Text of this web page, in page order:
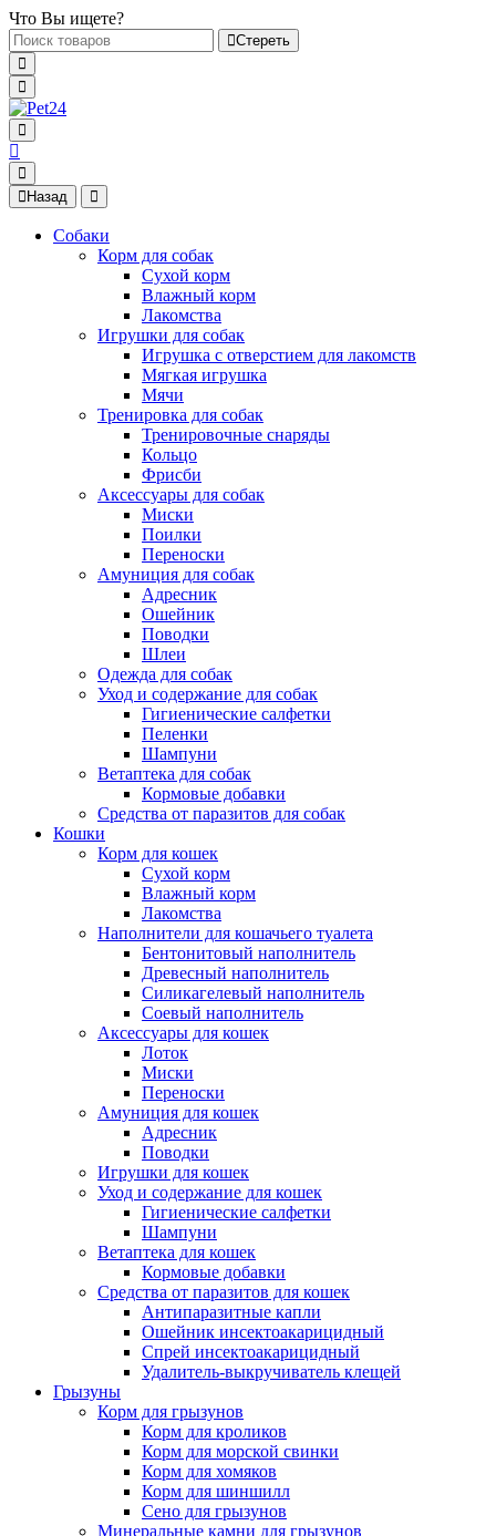
Что Вы ищете?
Стереть
Назад
Собаки
Корм для собак
Сухой корм
Влажный корм
Лакомства
Игрушки для собак
Игрушка с отверстием для лакомств
Мягкая игрушка
Мячи
Тренировка для собак
Тренировочные снаряды
Кольцо
Фрисби
Аксессуары для собак
Миски
Поилки
Переноски
Амуниция для собак
Адресник
Ошейник
Поводки
Шлеи
Одежда для собак
Уход и содержание для собак
Гигиенические салфетки
Пеленки
Шампуни
Ветаптека для собак
Кормовые добавки
Средства от паразитов для собак
Кошки
Корм для кошек
Сухой корм
Влажный корм
Лакомства
Наполнители для кошачьего туалета
Бентонитовый наполнитель
Древесный наполнитель
Силикагелевый наполнитель
Соевый наполнитель
Аксессуары для кошек
Лоток
Миски
Переноски
Амуниция для кошек
Адресник
Поводки
Игрушки для кошек
Уход и содержание для кошек
Гигиенические салфетки
Шампуни
Ветаптека для кошек
Кормовые добавки
Средства от паразитов для кошек
Антипаразитные капли
Ошейник инсектоакарицидный
Спрей инсектоакарицидный
Удалитель-выкручиватель клещей
Грызуны
Корм для грызунов
Корм для кроликов
Корм для морской свинки
Корм для хомяков
Корм для шиншилл
Сено для грызунов
Минеральные камни для грызунов